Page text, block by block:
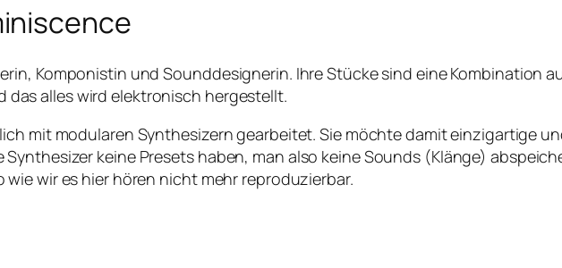
Komponistin und Sounddesignerin. Ihre Stücke sind eine Kombination
das alles wird elektronisch hergestellt.
mit modularen Synthesizern gearbeitet. Sie möchte damit einzigartige
keine Presets haben, man also keine Sounds (Klänge)
wir es hier hören nicht mehr reproduzierbar.